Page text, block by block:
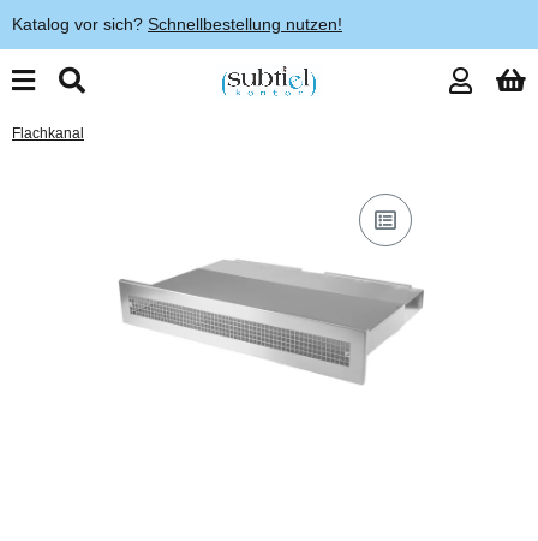
Katalog vor sich? Schnellbestellung nutzen!
Flachkanal